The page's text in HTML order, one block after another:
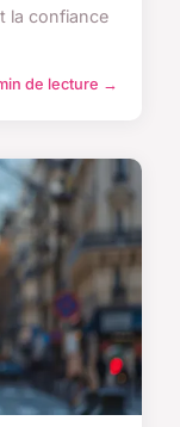
la confiance
de lecture →